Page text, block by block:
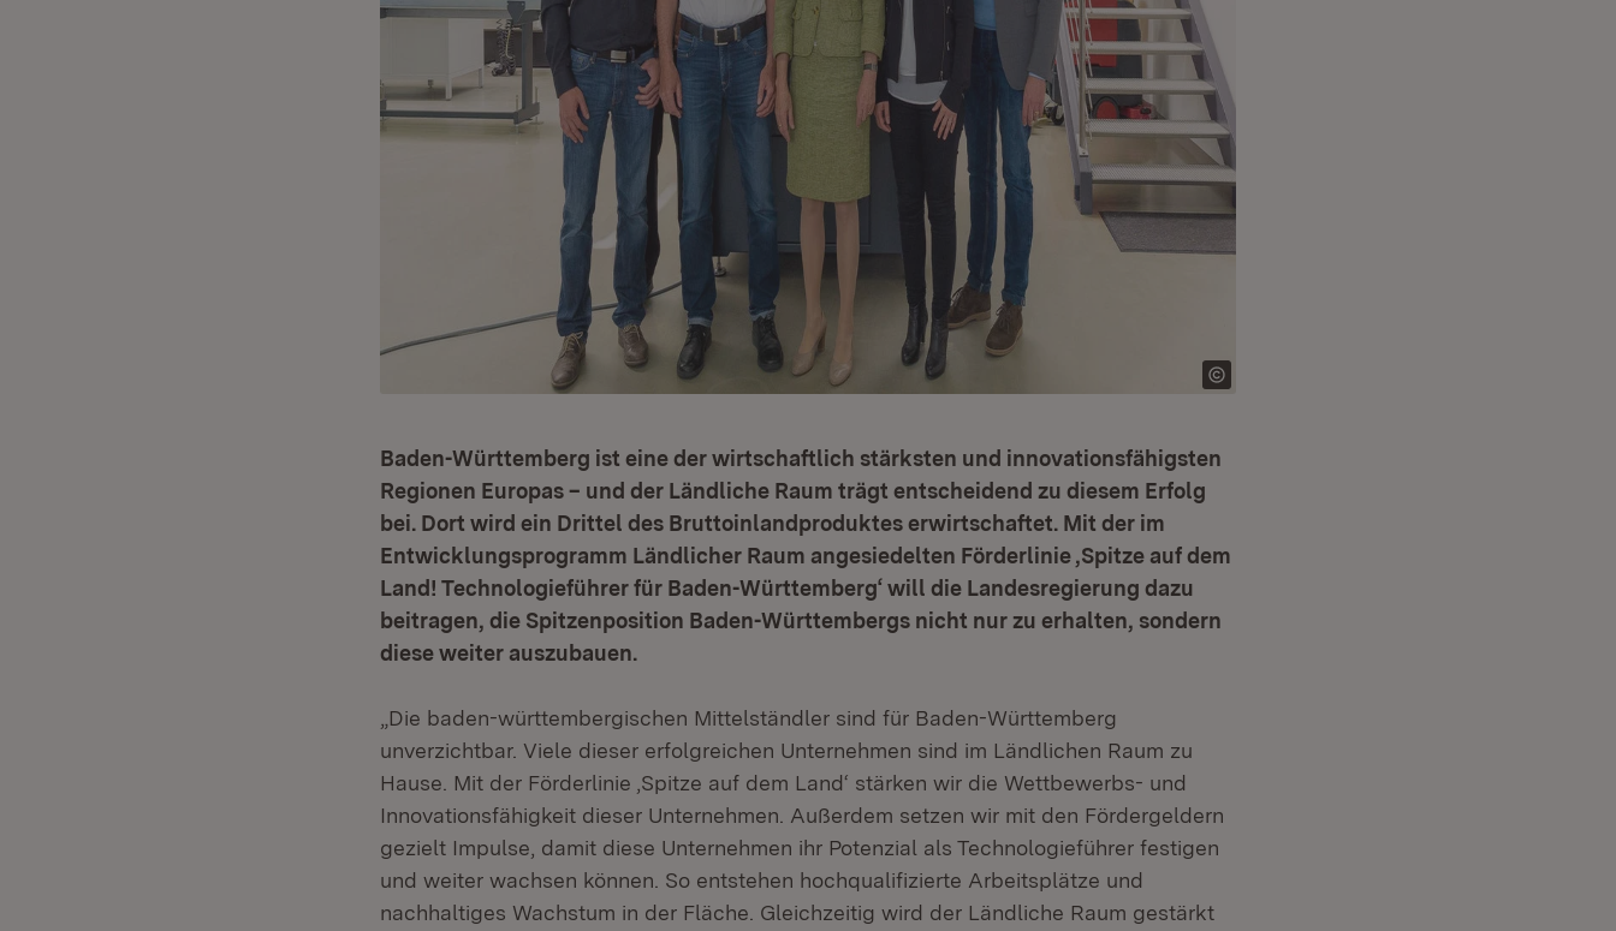
Baden-Württemberg ist eine der wirtschaftlich stärksten und innovationsfähigsten
Regionen Europas – und der Ländliche Raum trägt entscheidend zu diesem Erfolg
bei. Dort wird ein Drittel des Bruttoinlandproduktes erwirtschaftet. Mit der im
Entwicklungsprogramm Ländlicher Raum angesiedelten Förderlinie ‚Spitze auf dem
Land! Technologieführer für Baden-Württemberg‘ will die Landesregierung dazu
beitragen, die Spitzenposition Baden-Württembergs nicht nur zu erhalten, sondern
diese weiter auszubauen.
„Die baden-württembergischen Mittelständler sind für Baden-Württemberg
unverzichtbar. Viele dieser erfolgreichen Unternehmen sind im Ländlichen Raum zu
Hause. Mit der Förderlinie ‚Spitze auf dem Land‘ stärken wir die Wettbewerbs- und
Innovationsfähigkeit dieser Unternehmen. Außerdem setzen wir mit den Fördergeldern
gezielt Impulse, damit diese Unternehmen ihr Potenzial als Technologieführer festigen
und weiter wachsen können. So entstehen hochqualifizierte Arbeitsplätze und
nachhaltiges Wachstum in der Fläche. Gleichzeitig wird der Ländliche Raum gestärkt